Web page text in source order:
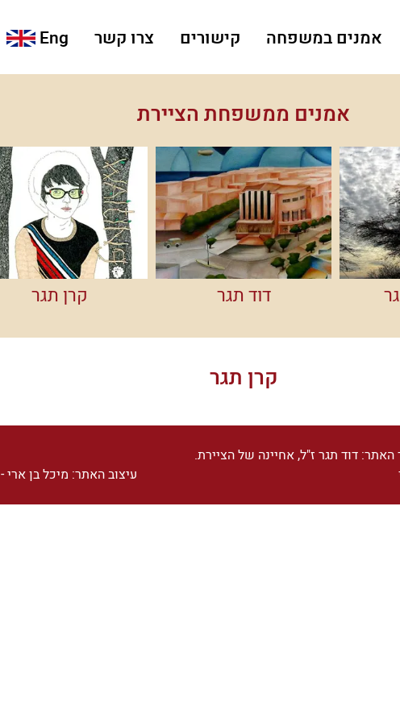
אמנים במשפחה קישורים צרו קשר Eng
אמנים ממשפחת הציירת
קרן תגר דוד תגר
קרן תגר
האתר: דוד תגר ז"ל, אחיינה של הציירת.
עיצוב האתר: מיכל בן ארי - RGB Branding